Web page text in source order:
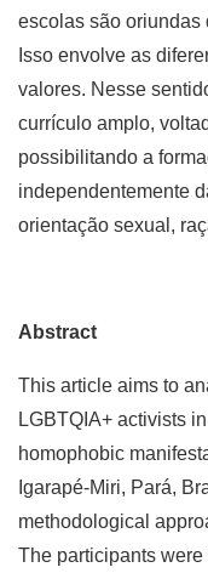
escolas são oriundas
Isso envolve as
valores. Nesse
currículo amplo,
possibilitando a
independentemente
orientação sexual,
Abstract
This article aims to
LGBTQIA+ activists
homophobic
Igarapé-Miri, Pará,
methodological
The participants